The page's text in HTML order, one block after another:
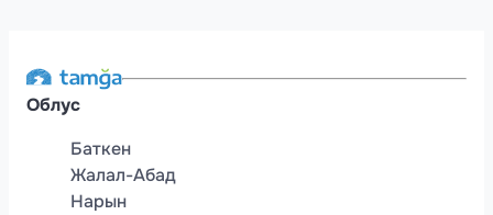
Облус
Баткен
Жалал-Абад
Нарын